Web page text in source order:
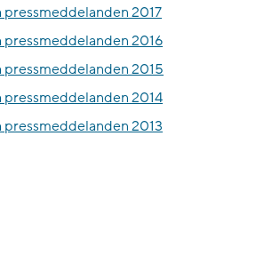
pressmeddelanden 2017
pressmeddelanden 2016
pressmeddelanden 2015
pressmeddelanden 2014
pressmeddelanden 2013